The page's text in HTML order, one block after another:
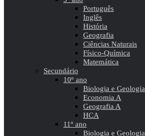
Português
Inglês
História
Geografia
Ciências Naturais
Físico-Química
Matemática
Secundário
10º ano
Biologia e Geologia
Economia A
Geografia A
HCA
11º ano
Biologia e Geologia